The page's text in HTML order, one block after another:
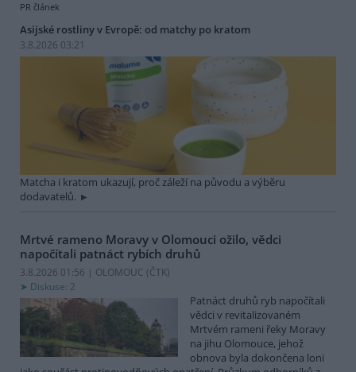
PR článek
Asijské rostliny v Evropě: od matchy po kratom
3.8.2026 03:21
Matcha i kratom ukazují, proč záleží na původu a výběru
dodavatelů.
Mrtvé rameno Moravy v Olomouci ožilo, vědci
napočítali patnáct rybích druhů
3.8.2026 01:56 | OLOMOUC (ČTK)
Diskuse: 2
Patnáct druhů ryb napočítali
vědci v revitalizovaném
Mrtvém rameni řeky Moravy
na jihu Olomouce, jehož
obnova byla dokončena loni